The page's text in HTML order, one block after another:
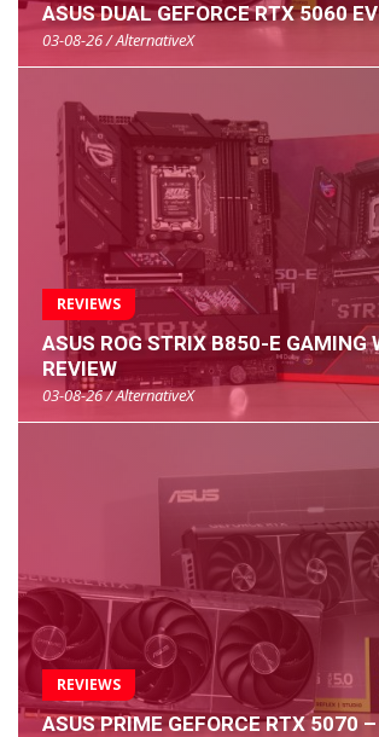
ASUS DUAL GEFORCE RTX 5060
03-08-26 / AlternativeX
REVIEWS
ASUS ROG STRIX B850-E GAMING
REVIEW
03-08-26 / AlternativeX
REVIEWS
ASUS PRIME GEFORCE RTX 5070